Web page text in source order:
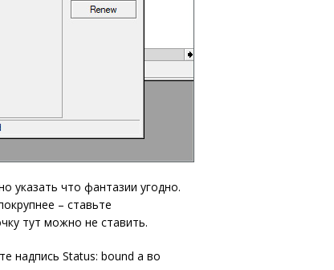
указать что фантазии угодно.
– ставьте
тут можно не ставить.
надпись Status: bound а во